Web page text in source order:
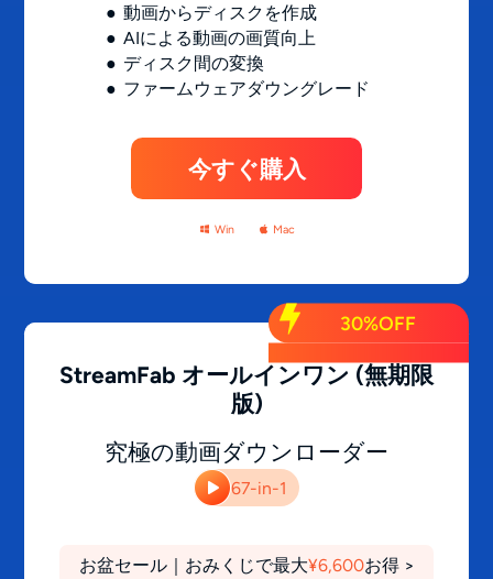
動画からディスクを作成
AIによる動画の画質向上
ディスク間の変換
ファームウェアダウングレード
今すぐ購入
Win Mac
StreamFab オールインワン (無期限
版)
究極の動画ダウンローダー
67-in-1
お盆セール｜おみくじで最大¥6,600お得 >
30%OFF